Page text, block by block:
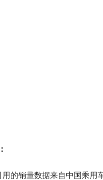
销量数据来自中国乘用